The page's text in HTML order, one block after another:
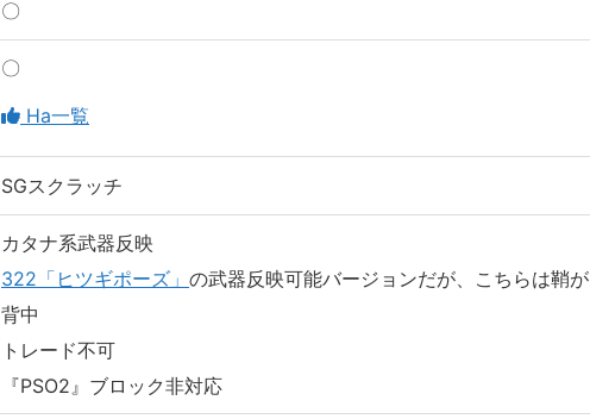
〇
〇
Ha一覧
SGスクラッチ
カタナ系武器反映
322「ヒツギポーズ」 の武器反映可能バージョンだが、こちらは鞘が
背中
トレード不可
『PSO2』ブロック非対応